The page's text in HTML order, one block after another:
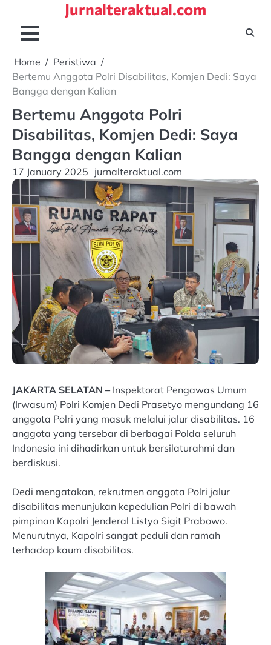
content
Jurnalteraktual.com
Home
Peristiwa
Bertemu Anggota Polri Disabilitas, Komjen Dedi: Saya
Bangga dengan Kalian
Bertemu Anggota Polri
Disabilitas, Komjen Dedi: Saya
Bangga dengan Kalian
17 January 2025 jurnalteraktual.com
JAKARTA SELATAN –Inspektorat Pengawas Umum
(Irwasum) Polri Komjen Dedi Prasetyo mengundang 16
anggota Polri yang masuk melalui jalur disabilitas. 16
anggota yang tersebar di berbagai Polda seluruh
Indonesia ini dihadirkan untuk bersilaturahmi dan
berdiskusi.
Dedi mengatakan, rekrutmen anggota Polri jalur
disabilitas menunjukan kepedulian Polri di bawah
pimpinan Kapolri Jenderal Listyo Sigit Prabowo.
Menurutnya, Kapolri sangat peduli dan ramah
terhadap kaum disabilitas.